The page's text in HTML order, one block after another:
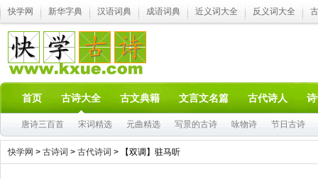
快学网 新华字典 汉语词典 成语词典 近义词大全 反义词大全
首页 古诗大全 古文典籍 文言文名篇 古代诗人
唐诗三百首 宋词精选 元曲精选 写景的古诗 咏物诗 节日古诗
快学网 > 古诗词 > 古代诗词 > 【双调】驻马听